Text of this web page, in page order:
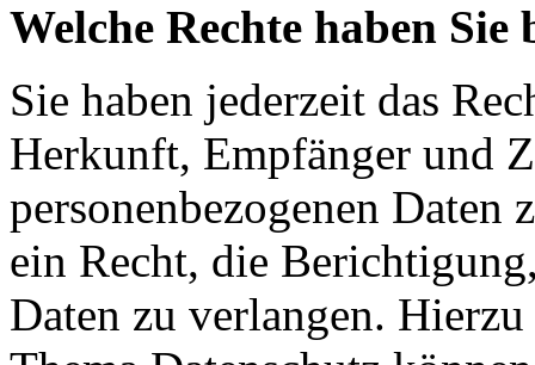
Welche Rechte haben
Sie haben jederzeit das
Herkunft, Empfänger und
personenbezogenen Daten
ein Recht, die
Daten zu verlangen.